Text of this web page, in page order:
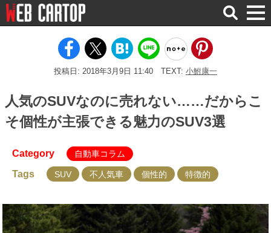
検
索
投稿日: 2018年3月9日 11:40 TEXT: 小鮒康一
人気のSUVなのに売れない……だからこ
そ個性が主張できる魅力のSUV3選
Category 自動車コラム
Tags SUV 不人気車 個性的 特徴的